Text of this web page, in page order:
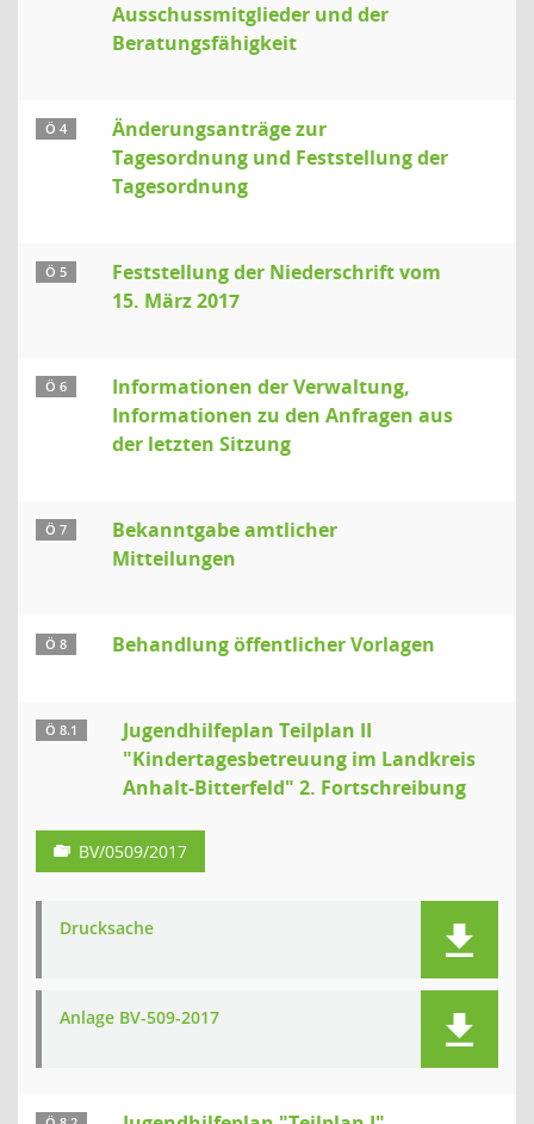
Ausschussmitglieder und der
Beratungsfähigkeit
Ö 4
Änderungsanträge zur
Tagesordnung und Feststellung der
Tagesordnung
Ö 5
Feststellung der Niederschrift vom
15. März 2017
Ö 6
Informationen der Verwaltung,
Informationen zu den Anfragen aus
der letzten Sitzung
Ö 7
Bekanntgabe amtlicher
Mitteilungen
Ö 8 Behandlung öffentlicher Vorlagen
Ö 8.1
Jugendhilfeplan Teilplan II
"Kindertagesbetreuung im Landkreis
Anhalt-Bitterfeld" 2. Fortschreibung
BV/0509/2017
Drucksache
Anlage BV-509-2017